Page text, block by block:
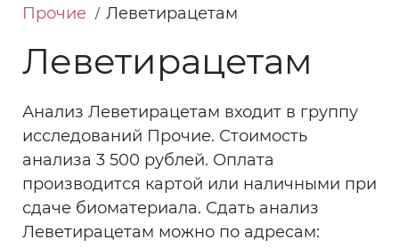
Прочие / Леветирацетам
Леветирацетам
Анализ Леветирацетам входит в группу
исследований Прочие. Стоимость
анализа 3 500 рублей. Оплата
производится картой или наличными при
сдаче биоматериала. Сдать анализ
Леветирацетам можно по адресам: